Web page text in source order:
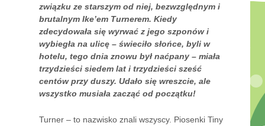
związku ze starszym od niej, bezwzględnym i
brutalnym Ike’em Turnerem. Kiedy
zdecydowała się wyrwać z jego szponów i
wybiegła na ulicę – świeciło słońce, byli w
hotelu, tego dnia znowu był naćpany – miała
trzydzieści siedem lat i trzydzieści sześć
centów przy duszy. Udało się wreszcie, ale
wszystko musiała zacząć od początku!
Turner – to nazwisko znali wszyscy. Piosenki Tiny